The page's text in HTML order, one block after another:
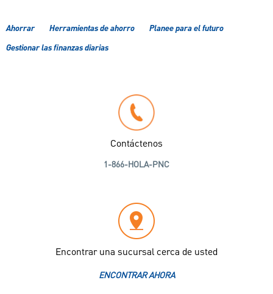
Ahorrar Herramientas de ahorro
Planee para el futuro
Gestionar las finanzas diarias
Contáctenos
1-866-HOLA-PNC
Encontrar una sucursal cerca de usted
ENCONTRAR AHORA